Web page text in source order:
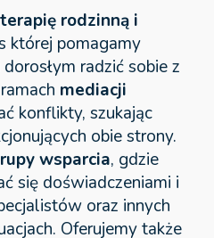
terapię rodzinną i
której pomagamy
radzić sobie z
mediacji
konflikty, szukając
obie strony.
wsparcia, gdzie
się doświadczeniami i
oraz innych
Oferujemy także